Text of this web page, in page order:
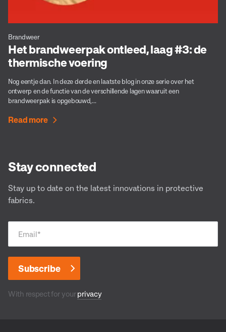
Brandweer
Het brandweerpak ontleed, laag #3: de
thermische voering
Nog eentje dan. In deze derde en laatste blog in onze serie over het
ontwerp en de functie van de verschillende lagen waaruit een
brandweerpak is opgebouwd,...
Read more
Stay connected
Stay up to date on the latest innovations in protective
fabrics.
Email*
With respect for yourprivacy